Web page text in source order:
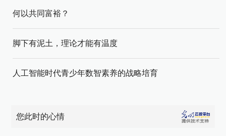
何以共同富裕？
脚下有泥土，理论才能有温度
人工智能时代青少年数智素养的战略培育
您此时的心情